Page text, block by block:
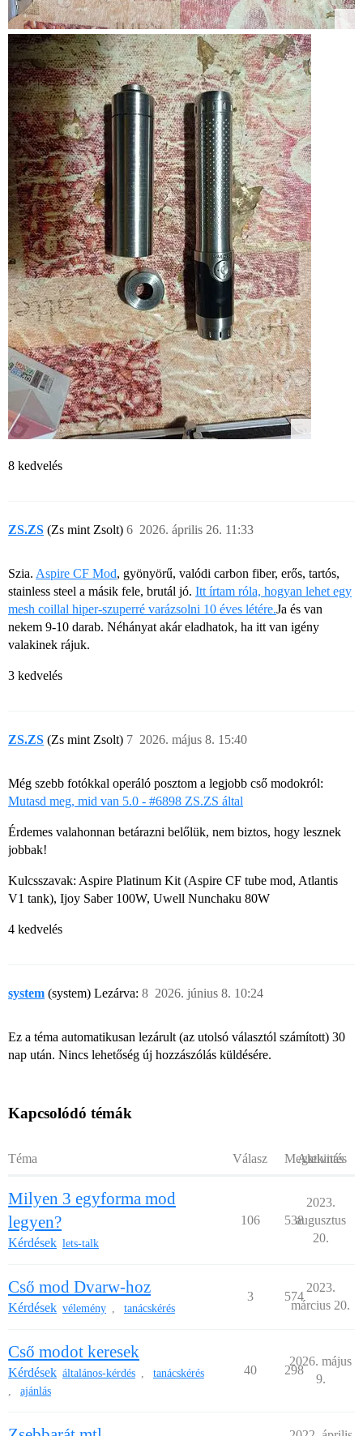
8 kedvelés
ZS.ZS (Zs mint Zsolt) 2026. április 26. 11:33
6
Szia. Aspire CF Mod, gyönyörű, valódi carbon fiber, erős, tartós,
stainless steel a másik fele, brutál jó. Itt írtam róla, hogyan lehet egy
mesh coillal hiper-szuperré varázsolni 10 éves létére.Ja és van
nekem 9-10 darab. Néhányat akár eladhatok, ha itt van igény
valakinek rájuk.
3 kedvelés
ZS.ZS (Zs mint Zsolt) 2026. május 8. 15:40
7
Még szebb fotókkal operáló posztom a legjobb cső modokról:
Mutasd meg, mid van 5.0 - #6898 ZS.ZS által
Érdemes valahonnan betárazni belőlük, nem biztos, hogy lesznek
jobbak!
Kulcsszavak: Aspire Platinum Kit (Aspire CF tube mod, Atlantis
V1 tank), Ijoy Saber 100W, Uwell Nunchaku 80W
4 kedvelés
system (system) Lezárva: 2026. június 8. 10:24
8
Ez a téma automatikusan lezárult (az utolsó választól számított) 30
nap után. Nincs lehetőség új hozzászólás küldésére.
Kapcsolódó témák
Téma Válasz Megtekintés
Aktivitás
Milyen 3 egyforma mod
legyen?
Kérdések lets-talk
106 538
2023.
augusztus
20.
Cső mod Dvarw-hoz
Kérdések vélemény , tanácskérés
3 574
2023.
március 20.
Cső modot keresek
Kérdések általános-kérdés ,
tanácskérés
,
ajánlás
40 298
2026. május
9.